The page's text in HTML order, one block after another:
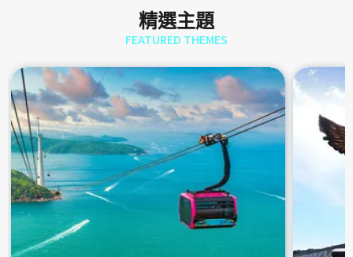
精選主題
FEATURED THEMES